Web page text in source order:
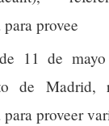
provee
11 de
de Madrid,
proveer